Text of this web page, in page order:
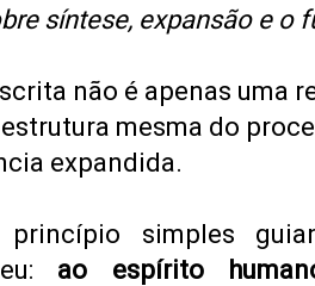
síntese, expansão e o
não é apenas uma
mesma do
expandida.
princípio simples
ao espírito